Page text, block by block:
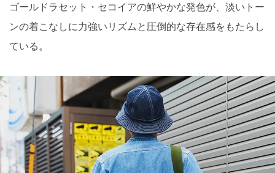
ゴールドラセット・セコイアの鮮やかな発色が、淡いトー
ンの着こなしに力強いリズムと圧倒的な存在感をもたらし
ている。